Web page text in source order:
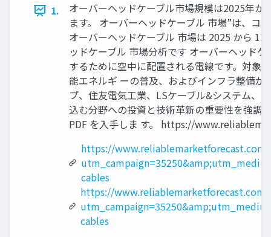
1.
オーバーヘッドケーブル市場規模は2025年か
ます。 オーバーヘッドケーブル 市場”は、コ
オーバーヘッドケーブル 市場は 2025 から
ッドケーブル 市場分析です オーバーヘッド
するために空中に配置される電線です。対象
能エネルギ ーの普及、およびインフラ整備
プ、住友電気工業、LSケーブル&システム、
込む分野への投資と技術革新の重要性を強調
PDF を入手しま す。 https://
https://www.reliablemarketforecast.com/
cables
https://
cables